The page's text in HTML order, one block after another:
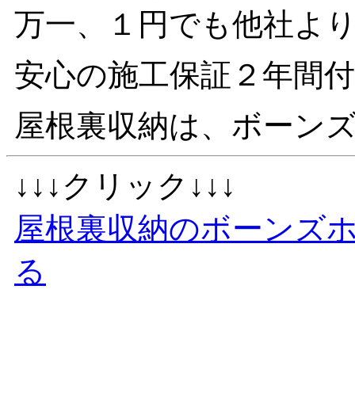
万一、１円でも他社よ
安心の施工保証２年間
屋根裏収納は、ボーン
↓↓↓クリック↓↓↓
屋根裏収納のボーンズ
る